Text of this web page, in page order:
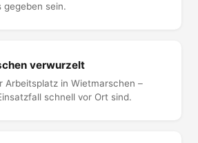
gegeben sein.
verwurzelt
Arbeitsplatz in Wietmarschen –
schnell vor Ort sind.